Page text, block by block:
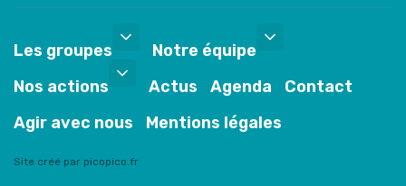
Les groupes
Notre équipe
Nos actions
Actus Agenda
Contact
Agir avec nous
Mentions légales
Site créé par picopico.fr